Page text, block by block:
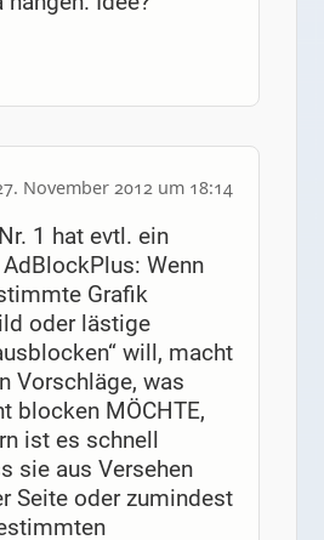
November 2012 um 18:14
1 hat evtl. ein
Wenn
Grafik
oder lästige
will, macht
Vorschläge, was
blocken MÖCHTE,
ist es schnell
sie aus Versehen
Seite oder zumindest